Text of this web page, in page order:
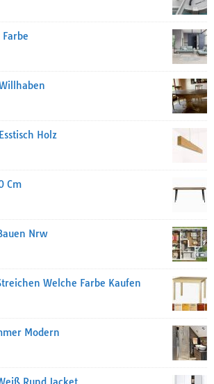
Holz
Cm
Nrw
Welche Farbe Kaufen
Modern